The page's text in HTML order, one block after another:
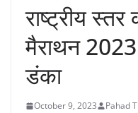
राष्ट्रीय
मैराथन
डंका
October 9, 2023 Pahad